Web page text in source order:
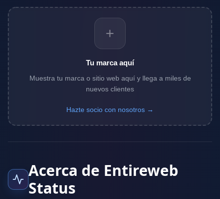
+
Tu marca aquí
Muestra tu marca o sitio web aquí y llega a miles de
nuevos clientes
Hazte socio con nosotros →
Acerca de Entireweb
Status